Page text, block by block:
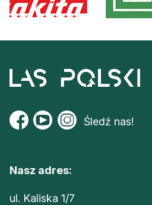
Śledź nas!
Nasz adres:
ul. Kaliska 1/7